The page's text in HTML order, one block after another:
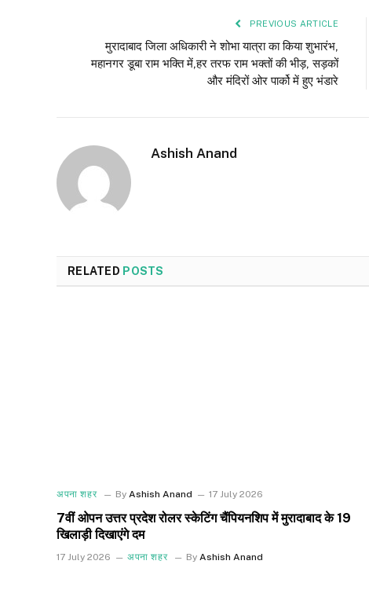
PREVIOUS ARTICLE
मुरादाबाद जिला अधिकारी ने शोभा यात्रा का किया शुभारंभ,
महानगर डूबा राम भक्ति में,हर तरफ राम भक्तों की भीड़, सड़कों
और मंदिरों ओर पार्को में हुए भंडारे
Ashish Anand
RELATED POSTS
अपना शहर By Ashish Anand 17 July 2026
7वीं ओपन उत्तर प्रदेश रोलर स्केटिंग चैंपियनशिप में मुरादाबाद के 19
खिलाड़ी दिखाएंगे दम
17 July 2026 अपना शहर By Ashish Anand